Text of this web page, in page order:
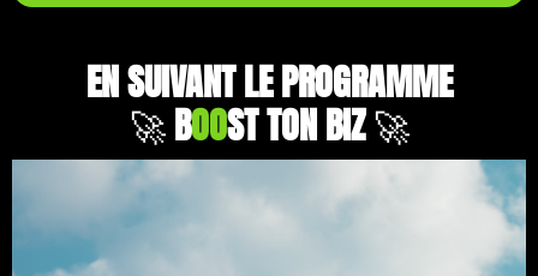
EN SUIVANT LE PROGRAMME
🚀BOOST TON BIZ🚀